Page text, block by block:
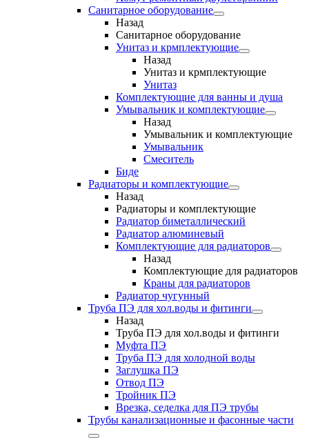
Санитарное оборудование
Назад
Санитарное оборудование
Унитаз и крмплектующие
Назад
Унитаз и крмплектующие
Унитаз
Комплектующие для ванны и душа
Умывальник и комплектующие
Назад
Умывальник и комплектующие
Умывальник
Смеситель
Биде
Радиаторы и комплектующие
Назад
Радиаторы и комплектующие
Радиатор биметаллический
Радиатор алюминевый
Комплектующие для радиаторов
Назад
Комплектующие для радиаторов
Краны для радиаторов
Радиатор чугунный
Труба ПЭ для хол.воды и фитинги
Назад
Труба ПЭ для хол.воды и фитинги
Муфта ПЭ
Труба ПЭ для холодной воды
Заглушка ПЭ
Отвод ПЭ
Тройник ПЭ
Врезка, седелка для ПЭ трубы
Трубы канализационные и фасонные части